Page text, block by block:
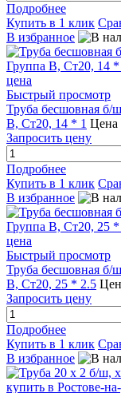
Подробнее
Купить в 1 клик
В избранное
Быстрый просмотр
Труба бесшовная
В, Ст20, 14 * 1 Цена
Запросить цену
Подробнее
Купить в 1 клик
В избранное
Быстрый просмотр
Труба бесшовная
В, Ст20, 25 * 2.5
Запросить цену
Подробнее
Купить в 1 клик
В избранное